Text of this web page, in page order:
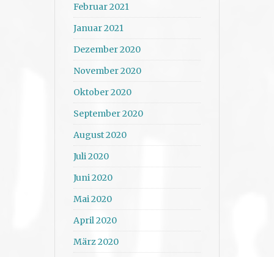
Februar 2021
Januar 2021
Dezember 2020
November 2020
Oktober 2020
September 2020
August 2020
Juli 2020
Juni 2020
Mai 2020
April 2020
März 2020